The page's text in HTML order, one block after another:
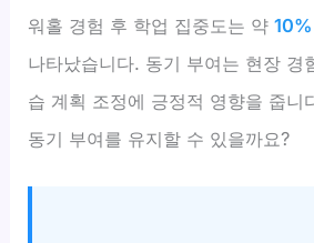
워홀 경험 후 학업 집중도는 약
나타났습니다. 동기 부여는 현장 경
습 계획 조정에 긍정적 영향을 줍니
동기 부여를 유지할 수 있을까요?